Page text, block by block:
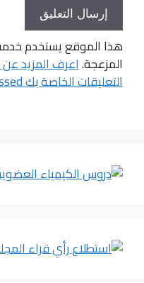
هذا الموقع يستخدم
المزعجة.اعرف المزيد عن
التعليقات الخاصة بك processed